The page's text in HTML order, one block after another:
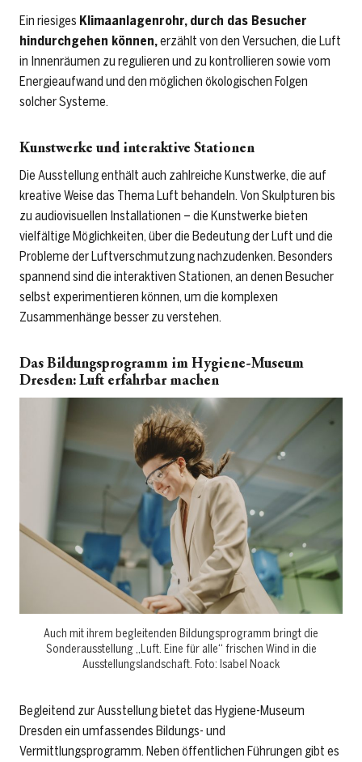
Ein riesiges Klimaanlagenrohr, durch das Besucher
hindurchgehen können,erzählt von den Versuchen, die Luft
in Innenräumen zu regulieren und zu kontrollieren sowie vom
Energieaufwand und den möglichen ökologischen Folgen
solcher Systeme.
Kunstwerke und interaktive Stationen
Die Ausstellung enthält auch zahlreiche Kunstwerke, die auf
kreative Weise das Thema Luft behandeln. Von Skulpturen bis
zu audiovisuellen Installationen – die Kunstwerke bieten
vielfältige Möglichkeiten, über die Bedeutung der Luft und die
Probleme der Luftverschmutzung nachzudenken. Besonders
spannend sind die interaktiven Stationen, an denen Besucher
selbst experimentieren können, um die komplexen
Zusammenhänge besser zu verstehen.
Das Bildungsprogramm im Hygiene-Museum
Dresden: Luft erfahrbar machen
Auch mit ihrem begleitenden Bildungsprogramm bringt die
Sonderausstellung „Luft. Eine für alle“ frischen Wind in die
Ausstellungslandschaft. Foto: Isabel Noack
Begleitend zur Ausstellung bietet das Hygiene-Museum
Dresden ein umfassendes Bildungs- und
Vermittlungsprogramm. Neben öffentlichen Führungen gibt es